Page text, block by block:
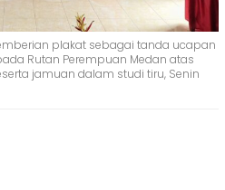
plakat sebagai tanda ucapan
Rutan Perempuan Medan atas
jamuan dalam studi tiru, Senin